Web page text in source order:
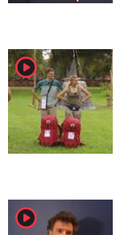
player2
player2